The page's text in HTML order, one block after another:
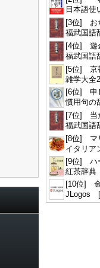
日本語
[3位] お
福武国語
[4位] 遊
福武国語
[5位] 京
雑学大
[6位] 申
慣用句の
[7位] 当
福武国語
[8位] マ
イタリ
[9位] ハ
紅茶辞
[10位]
JLogos